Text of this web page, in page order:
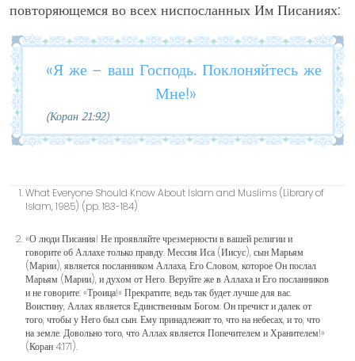
повторяющемся во всех ниспосланных Им Писаниях:
«Я же – ваш Господь. Поклоняйтесь же
Мне!»
(Коран 21:92)
What Everyone Should Know About Islam and Muslims (Library of
Islam, 1985) (pp. 183-184)
«О люди Писания! Не проявляйте чрезмерности в вашей религии и
говорите об Аллахе только правду. Мессия Иса (Иисус), сын Марьям
(Марии), является посланником Аллаха, Его Словом, которое Он послал
Марьям (Марии), и духом от Него. Веруйте же в Аллаха и Его посланников
и не говорите: «Троица!» Прекратите, ведь так будет лучше для вас.
Воистину, Аллах является Единственным Богом. Он пречист и далек от
того, чтобы у Него был сын. Ему принадлежит то, что на небесах, и то, что
на земле. Довольно того, что Аллах является Попечителем и Хранителем!»
(Коран 4:171).